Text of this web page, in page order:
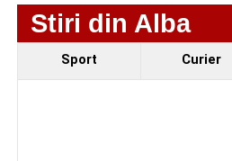
Stiri din Alba
Sport Curier